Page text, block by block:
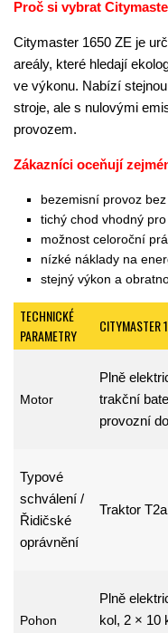
Proč si vybrat
Citymaster 1650 ZE je
areály, které hledají
ve výkonu. Nabízí
stroje, ale s nulovými
provozem.
Zákazníci oceňují
bezemisní provoz
tichý chod vhodný
možnost celoroční
nízké náklady na
stejný výkon a
TECHNICKÉ
PARAMETRY
CITYMASTER
Motor
Plně
trakční
provozní
Typové
schválení /
Řidičské
oprávnění
Traktor
Pohon
Plně
kol, 2 × 10